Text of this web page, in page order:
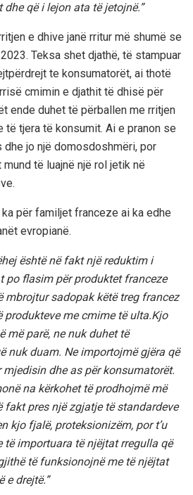
që i lejon ata të jetojnë.”
e dhive janë rritur më shumë se
Teksa shet djathë, të stampuar
te konsumatorët, ai thotë
cmimin e djathit të dhisë për
ende duhet të përballen me rritjen
të tjera të konsumit. Ai e pranon se
jo një domosdoshmëri, por
të luajnë një rol jetik në
për familjet franceze ai ka edhe
evropianë.
është në fakt një reduktim i
po flasim për produktet franceze
mbrojtur sadopak këtë treg francez
produkteve me cmime të ulta.Kjo
më parë, ne nuk duhet të
nuk duam. Ne importojmë gjëra që
dhe as për konsumatorët.
na kërkohet të prodhojmë më
fakt pres një zgjatje të standardeve
kjo fjalë, proteksionizëm, por t’u
të importuara të njëjtat rregulla që
të funksionojnë me të njëjtat
e drejtë.”